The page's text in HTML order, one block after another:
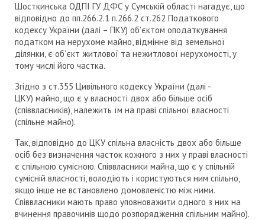
Шосткинська ОДПІ ГУ ДФС у Сумській області нагадує, що
відповідно до пп.266.2.1 п.266.2 ст.262 Податкового
кодексу України (далі – ПКУ) об’єктом оподаткування
податком на нерухоме майно, відмінне від земельної
ділянки, є об’єкт житлової та нежитлової нерухомості, у
тому числі його частка.
Згідно з ст.355 Цивільного кодексу України (далі -
ЦКУ) майно, що є у власності двох або більше осіб
(співвласників), належить їм на праві спільної власності
(спільне майно).
Так, відповідно до ЦКУ спільна власність двох або більше
осіб без визначення часток кожного з них у праві власності
є спільною сумісною. Співвласники майна, що є у спільній
сумісній власності, володіють і користуються ним спільно,
якщо інше не встановлено домовленістю між ними.
Співвласники мають право уповноважити одного з них на
вчинення правочинів щодо розпорядження спільним майно).